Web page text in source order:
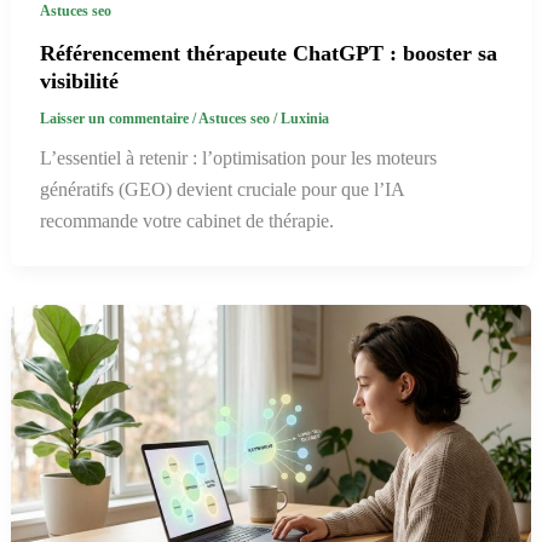
Astuces seo
Référencement thérapeute ChatGPT : booster sa
visibilité
Laisser un commentaire /Astuces seo/Luxinia
L’essentiel à retenir : l’optimisation pour les moteurs
génératifs (GEO) devient cruciale pour que l’IA
recommande votre cabinet de thérapie.